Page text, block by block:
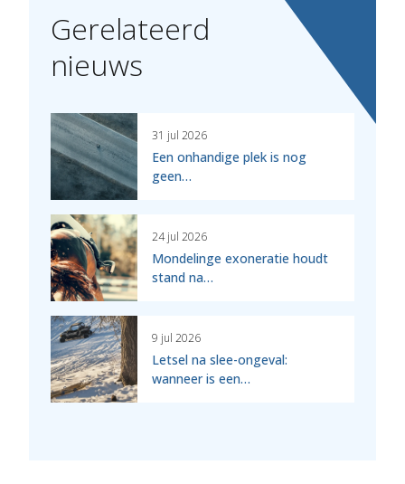
Gerelateerd
nieuws
31 jul 2026
Een onhandige plek is nog
geen…
24 jul 2026
Mondelinge exoneratie houdt
stand na…
9 jul 2026
Letsel na slee-ongeval:
wanneer is een…